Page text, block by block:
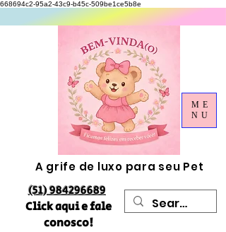
668694c2-95a2-43c9-b45c-509be1ce5b8e
A grife de luxo para seu Pet
(51) 984296689
Click aqui e fale
conosco!
ME
NU